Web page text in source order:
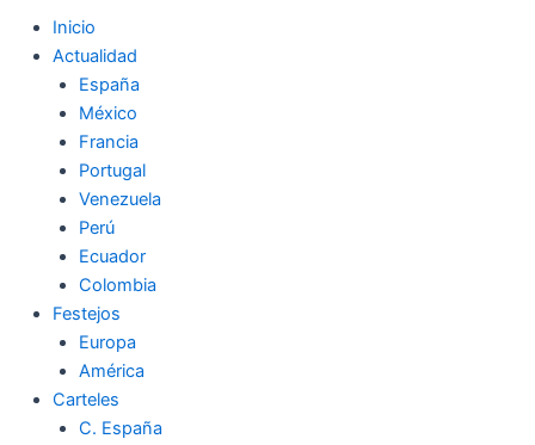
Inicio
Actualidad
España
México
Francia
Portugal
Venezuela
Perú
Ecuador
Colombia
Festejos
Europa
América
Carteles
C. España